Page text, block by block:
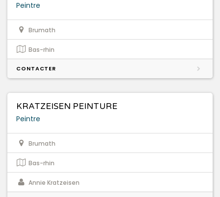
Peintre
Brumath
Bas-rhin
CONTACTER
KRATZEISEN PEINTURE
Peintre
Brumath
Bas-rhin
Annie Kratzeisen